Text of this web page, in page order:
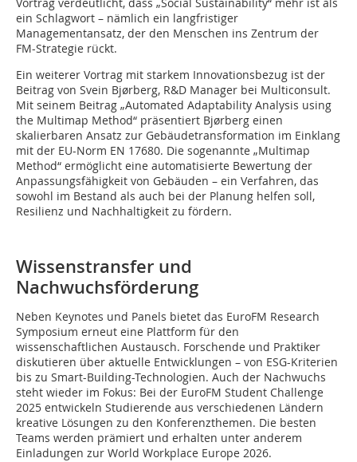
Vortrag verdeutlicht, dass „Social Sustainability“ mehr ist als
ein Schlagwort – nämlich ein langfristiger
Managementansatz, der den Menschen ins Zentrum der
FM-Strategie rückt.
Ein weiterer Vortrag mit starkem Innovationsbezug ist der
Beitrag von Svein Bjørberg, R&D Manager bei Multiconsult.
Mit seinem Beitrag „Automated Adaptability Analysis using
the Multimap Method“ präsentiert Bjørberg einen
skalierbaren Ansatz zur Gebäudetransformation im Einklang
mit der EU-Norm EN 17680. Die sogenannte „Multimap
Method“ ermöglicht eine automatisierte Bewertung der
Anpassungsfähigkeit von Gebäuden – ein Verfahren, das
sowohl im Bestand als auch bei der Planung helfen soll,
Resilienz und Nachhaltigkeit zu fördern.
Wissenstransfer und
Nachwuchsförderung
Neben Keynotes und Panels bietet das EuroFM Research
Symposium erneut eine Plattform für den
wissenschaftlichen Austausch. Forschende und Praktiker
diskutieren über aktuelle Entwicklungen – von ESG-Kriterien
bis zu Smart-Building-Technologien. Auch der Nachwuchs
steht wieder im Fokus: Bei der EuroFM Student Challenge
2025 entwickeln Studierende aus verschiedenen Ländern
kreative Lösungen zu den Konferenzthemen. Die besten
Teams werden prämiert und erhalten unter anderem
Einladungen zur World Workplace Europe 2026.